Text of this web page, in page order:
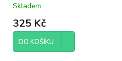
180ml modro-bílý letní
mořský
Skladem
325 Kč
DO KOŠÍKU